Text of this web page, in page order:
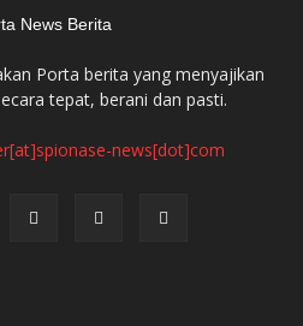
Porta berita yang menyajikan
tepat, berani dan pasti.
news[dot]com